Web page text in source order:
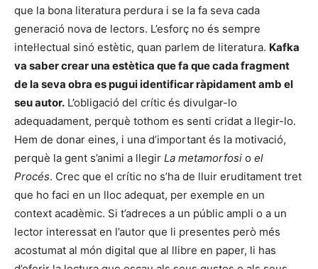
que la bona literatura perdura i se la fa seva cada
generació nova de lectors. L’esforç no és sempre
intel·lectual sinó estètic, quan parlem de literatura. Kafka
va saber crear una estètica que fa que cada fragment
de la seva obra es pugui identificar ràpidament amb el
seu autor. L’obligació del crític és divulgar-lo
adequadament, perquè tothom es senti cridat a llegir-lo.
Hem de donar eines, i una d’important és la motivació,
perquè la gent s’animi a llegir La metamorfosi o el
Procés. Crec que el crític no s’ha de lluir eruditament tret
que ho faci en un lloc adequat, per exemple en un
context acadèmic. Si t’adreces a un públic ampli o a un
lector interessat en l’autor que li presentes però més
acostumat al món digital que al llibre en paper, li has